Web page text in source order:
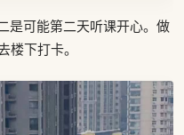
是可能第二天听课开心。做
楼下打卡。